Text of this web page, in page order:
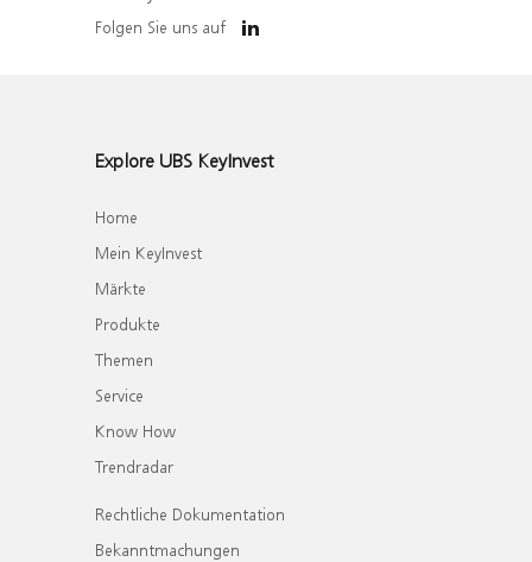
Folgen Sie uns auf
Explore UBS KeyInvest
Home
Mein KeyInvest
Märkte
Produkte
Themen
Service
Know How
Trendradar
Rechtliche Dokumentation
Bekanntmachungen